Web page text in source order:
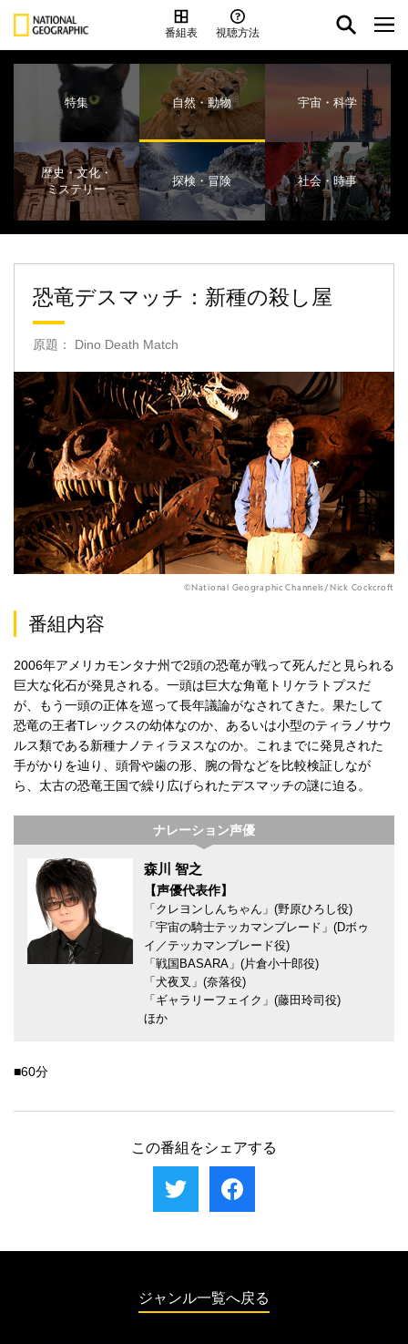
番組表 視聴方法
特集 自然・動物 宇宙・科学
歴史・文化・
ミステリー
探検・冒険 社会・時事
恐竜デスマッチ：新種の殺し屋
原題： Dino Death Match
©National Geographic Channels/Nick Cockcroft
番組内容
2006年アメリカモンタナ州で2頭の恐竜が戦って死んだと見られる
巨大な化石が発見される。一頭は巨大な角竜トリケラトプスだ
が、もう一頭の正体を巡って長年議論がなされてきた。果たして
恐竜の王者Tレックスの幼体なのか、あるいは小型のティラノサウ
ルス類である新種ナノティラヌスなのか。これまでに発見された
手がかりを辿り、頭骨や歯の形、腕の骨などを比較検証しなが
ら、太古の恐竜王国で繰り広げられたデスマッチの謎に迫る。
ナレーション声優
森川 智之
【声優代表作】
「クレヨンしんちゃん」(野原ひろし役)
「宇宙の騎士テッカマンブレード」(Dボゥ
イ／テッカマンブレード役)
「戦国BASARA」(片倉小十郎役)
「犬夜叉」(奈落役)
「ギャラリーフェイク」(藤田玲司役)
ほか
■60分
この番組をシェアする
ジャンル一覧へ戻る